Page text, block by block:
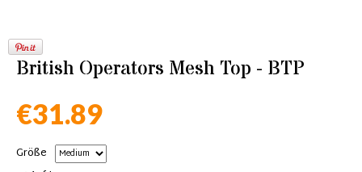
British Operators Mesh Top - BTP
€31.89
Größe